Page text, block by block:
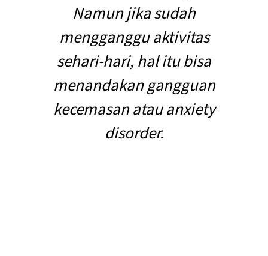
Namun jika sudah
mengganggu aktivitas
sehari-hari, hal itu bisa
menandakan gangguan
kecemasan atau anxiety
disorder.